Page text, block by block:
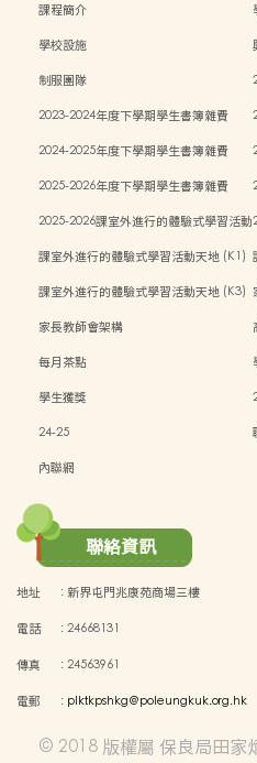
課程簡介
學校設施
制服團隊
2023-2024年度下學期學生書簿雜費
2024-2025年度下學期學生書簿雜費
2025-2026年度下學期學生書簿雜費
2025-2026課室外進行的體驗式學習活動
課室外進行的體驗式學習活動天地 (K1)
課室外進行的體驗式學習活動天地 (K3)
家長教師會架構
每月茶點
學生獲獎
24-25
內聯網
聯絡資訊
地址 :新界屯門兆康苑商場三樓
電話 :24668131
傳真 :24563961
電郵 : plktkpshkg@poleungkuk.org.hk
© 2018 版權屬 保良局田家